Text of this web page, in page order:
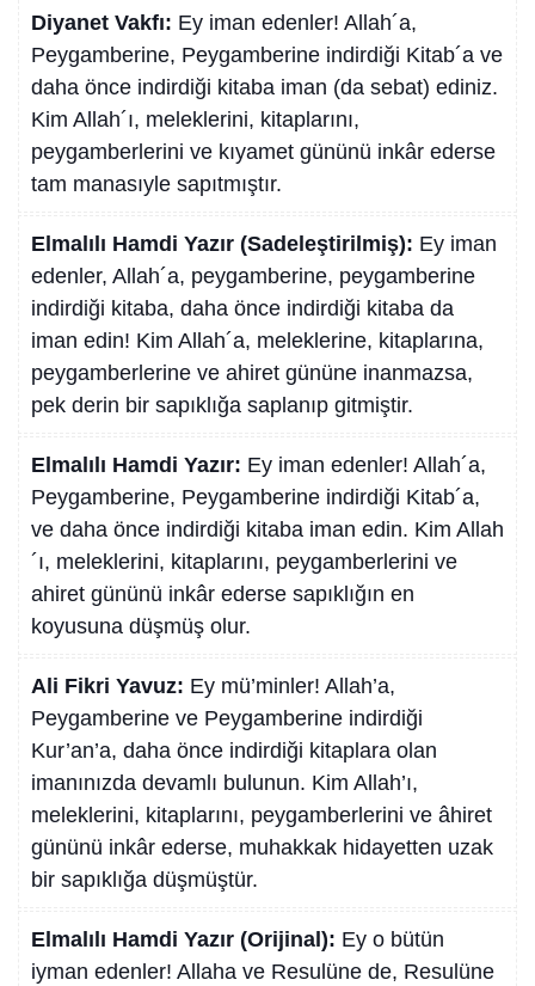
Diyanet Vakfı: Ey iman edenler! Allah´a,
Peygamberine, Peygamberine indirdiği Kitab´a ve
daha önce indirdiği kitaba iman (da sebat) ediniz.
Kim Allah´ı, meleklerini, kitaplarını,
peygamberlerini ve kıyamet gününü inkâr ederse
tam manasıyle sapıtmıştır.
Elmalılı Hamdi Yazır (Sadeleştirilmiş): Ey iman
edenler, Allah´a, peygamberine, peygamberine
indirdiği kitaba, daha önce indirdiği kitaba da
iman edin! Kim Allah´a, meleklerine, kitaplarına,
peygamberlerine ve ahiret gününe inanmazsa,
pek derin bir sapıklığa saplanıp gitmiştir.
Elmalılı Hamdi Yazır: Ey iman edenler! Allah´a,
Peygamberine, Peygamberine indirdiği Kitab´a,
ve daha önce indirdiği kitaba iman edin. Kim Allah
´ı, meleklerini, kitaplarını, peygamberlerini ve
ahiret gününü inkâr ederse sapıklığın en
koyusuna düşmüş olur.
Ali Fikri Yavuz: Ey mü’minler! Allah’a,
Peygamberine ve Peygamberine indirdiği
Kur’an’a, daha önce indirdiği kitaplara olan
imanınızda devamlı bulunun. Kim Allah’ı,
meleklerini, kitaplarını, peygamberlerini ve âhiret
gününü inkâr ederse, muhakkak hidayetten uzak
bir sapıklığa düşmüştür.
Elmalılı Hamdi Yazır (Orijinal): Ey o bütün
iyman edenler! Allaha ve Resulüne de, Resulüne